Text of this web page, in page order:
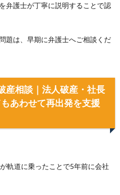
弁護士が丁寧に説明することで認
題は、早期に弁護士へご相談くだ
産相談｜法人破産・社長
あわせて再出発を支援
軌道に乗ったことで5年前に会社